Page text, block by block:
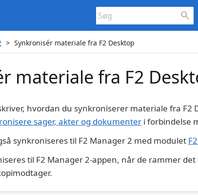
Synkronisér materiale fra F2 Desktop
materiale fra F2
hvordan du synkroniserer materiale fra F2
sager, akter og dokumenter i forbindelse
synkroniseres til F2 Manager 2 med modulet
til F2 Manager 2-appen, når de rammer